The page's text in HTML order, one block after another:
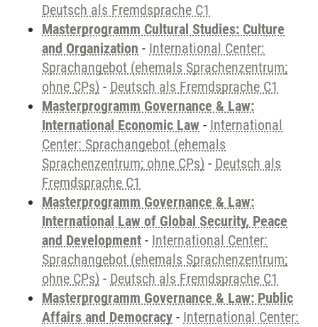
Deutsch als Fremdsprache C1
Masterprogramm Cultural Studies: Culture
and Organization - International Center:
Sprachangebot (ehemals Sprachenzentrum;
ohne CPs) - Deutsch als Fremdsprache C1
Masterprogramm Governance & Law:
International Economic Law - International
Center: Sprachangebot (ehemals
Sprachenzentrum; ohne CPs) - Deutsch als
Fremdsprache C1
Masterprogramm Governance & Law:
International Law of Global Security, Peace
and Development - International Center:
Sprachangebot (ehemals Sprachenzentrum;
ohne CPs) - Deutsch als Fremdsprache C1
Masterprogramm Governance & Law: Public
Affairs and Democracy - International Center: